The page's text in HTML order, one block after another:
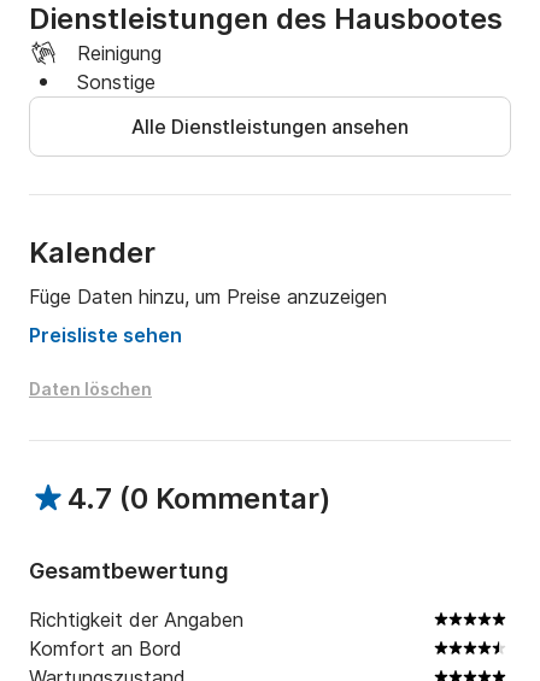
- Kochfeld Gas
- Spülbecken (Frischwassertank 20l + 20l Kanister)
- Schneidebrett
- Besteckschublade
- Geschirr (Becher, Teller, Topf, Pfanne, etc.)
- Mülleimer
Bad
- Spiegel
- Licht
- Haken
Bootsführung
- Fernstart
- Steuerrad
- Motor 15 PS + 24l Tank Benzin + 2x 10l Kanister
- Klappanker
Dienstleistungen des Hausbootes
Reinigung
Sonstige
Alle Dienstleistungen ansehen
Kalender
Füge Daten hinzu, um Preise anzuzeigen
Preisliste sehen
Daten löschen
4.7 (0 Kommentar)
Gesamtbewertung
Richtigkeit der Angaben
Komfort an Bord